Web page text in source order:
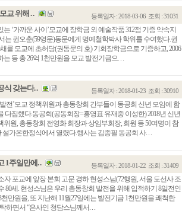
교 위해 . . 등록일자 : 2018-03-06 조회 : 31031
‘가까운 사이’모교에 장학금 외 예술작품 312점 기증 약속지
는 권오춘(59영문)동문에게 명예철학박사 학위를 수여했다.권
를 모교에 초허당(권동문의 호) 기회장학금으로 기증하고, 2006
등 총 26억 1천만원을 모교 발전기금으. . .
식 갖는다. . 등록일자 : 2018-01-23 조회 : 30910
전’모교 정책위원과 총동창회 간부들이 동공회 신년 모임에 함
짐했다.동공회(공동회장=홍영표 유재중 이성한) 2018년 신년
원, 총동창회 전영화 회장과 상임부회장, 회원 등 50여명이 참
가온한정식에서 열렸다.행사는 김종필 동공회 사. . .
1주일만에. . 등록일자 : 2018-01-22 조회 : 31409
자 포교에 앞장 본회 고문 경하 현성스님(72행원, 서울 도선사 조
80세. 현성스님은 우리 총동창회 발전을 위해 입적하기 8일전인
만원을, 또 지난해 11월27일에는 발전기금 1천만원을 쾌척한
하면서 “은사인 청담스님께서. . .